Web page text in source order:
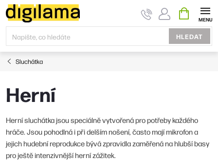
Přejít
na
obsah
HLEDAT
KOŠÍK
Sluchátka
Herní
Herní sluchátka jsou speciálně vytvořená pro potřeby každého
hráče. Jsou pohodlná i při delším nošení, často mají mikrofon a
jejich hudební reprodukce bývá zpravidla zaměřená na hlubší basy
pro ještě intenzivnější herní zážitek.